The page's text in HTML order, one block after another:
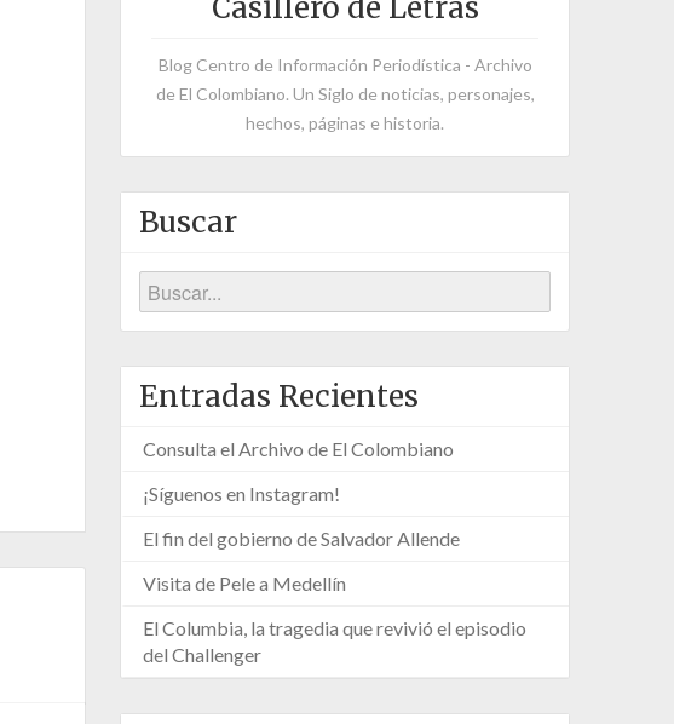
Casillero de Letras
Blog Centro de Información Periodística - Archivo
de El Colombiano. Un Siglo de noticias, personajes,
hechos, páginas e historia.
Buscar
Entradas Recientes
Consulta el Archivo de El Colombiano
¡Síguenos en Instagram!
El fin del gobierno de Salvador Allende
Visita de Pele a Medellín
El Columbia, la tragedia que revivió el episodio
del Challenger